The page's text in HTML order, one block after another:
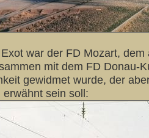
war der FD Mozart,
mit dem FD Donau-
gewidmet wurde, der
erwähnt sein soll: